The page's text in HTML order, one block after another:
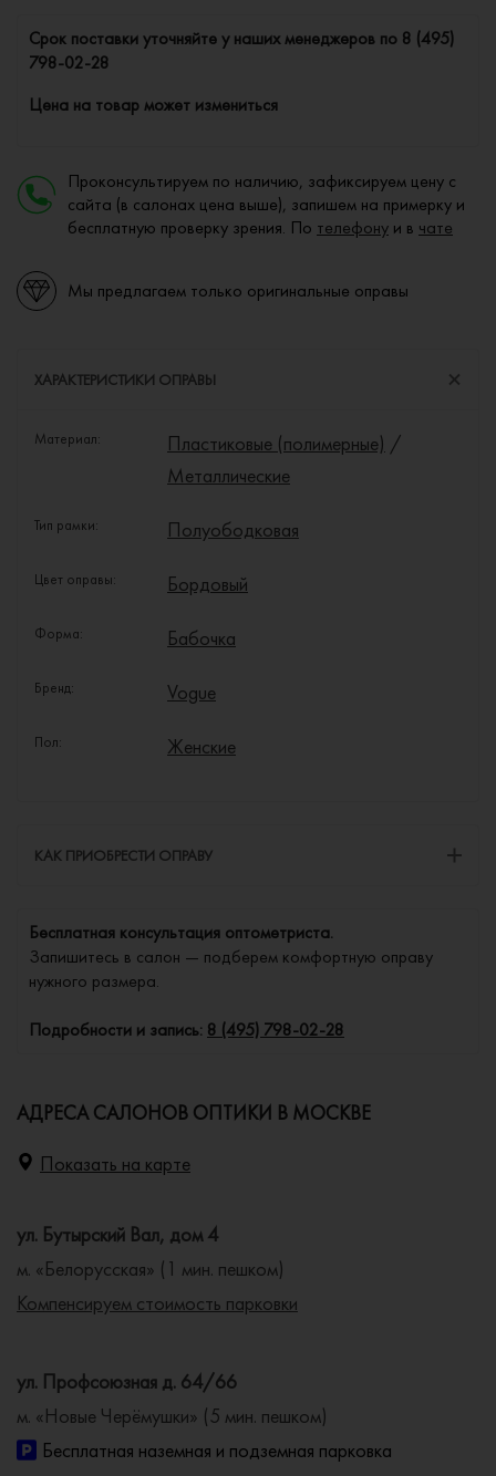
Cрок поставки уточняйте у наших менеджеров по 8 (495)
798-02-28
Цена на товар может измениться
Проконсультируем по наличию, зафиксируем цену с
сайта (в салонах цена выше), запишем на примерку и
бесплатную проверку зрения. По телефону и в чате
Мы предлагаем только оригинальные оправы
ХАРАКТЕРИСТИКИ ОПРАВЫ
Материал: Пластиковые (полимерные) /
Металлические
Тип рамки: Полуободковая
Цвет оправы: Бордовый
Форма: Бабочка
Бренд: Vogue
Пол: Женские
КАК ПРИОБРЕСТИ ОПРАВУ
Бесплатная консультация оптометриста.
Запишитесь в салон — подберем комфортную оправу
нужного размера.
Подробности и запись: 8 (495) 798-02-28
АДРЕСА САЛОНОВ ОПТИКИ В МОСКВЕ
Показать на карте
ул. Бутырский Вал, дом 4
м. «Белорусская» (1 мин. пешком)
Компенсируем стоимость парковки
ул. Профсоюзная д. 64/66
м. «Новые Черёмушки» (5 мин. пешком)
Бесплатная наземная и подземная парковка